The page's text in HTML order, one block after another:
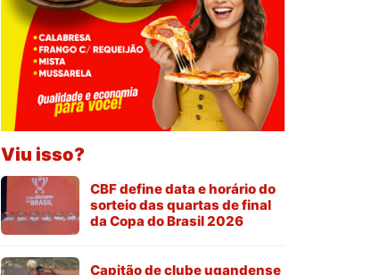
Viu isso?
CBF define data e horário do
sorteio das quartas de final
da Copa do Brasil 2026
Capitão de clube ugandense